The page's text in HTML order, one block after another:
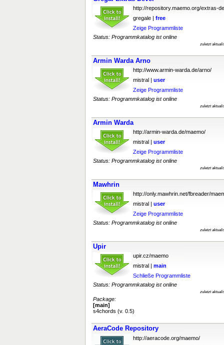
http://repository.maemo.org/extras-
gregale | free
Zeige Programmliste
Status: Programmkatalog ist online
zuletzt
Armin Warda Arno
http://www.armin-warda.de/arno/
mistral | user
Zeige Programmliste
Status: Programmkatalog ist online
zuletzt
Armin Warda
http://armin-warda.de/maemo/
mistral | user
Zeige Programmliste
Status: Programmkatalog ist online
zuletzt
Mawhrin
http://only.mawhrin.net/fbreader/
mistral | user
Zeige Programmliste
Status: Programmkatalog ist online
zuletzt
Upir
upir.cz/maemo
mistral | main
Schließe Programmliste
Status: Programmkatalog ist online
zuletzt
Package:
[main]
s4chords (v. 0.5)
AeraCode Repository
http://aeracode.org/maemo/